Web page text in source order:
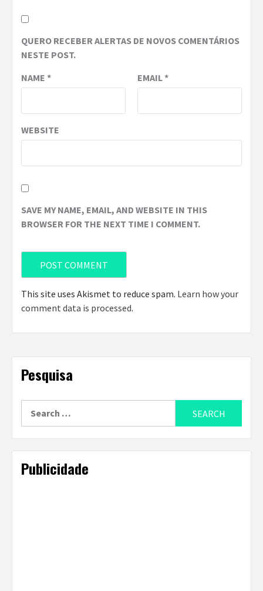
QUERO RECEBER ALERTAS DE NOVOS COMENTÁRIOS
NESTE POST.
NAME * EMAIL*
WEBSITE
SAVE MY NAME, EMAIL, AND WEBSITE IN THIS
BROWSER FOR THE NEXT TIME I COMMENT.
This site uses Akismet to reduce spam. Learn how your
comment data is processed.
Pesquisa
Publicidade